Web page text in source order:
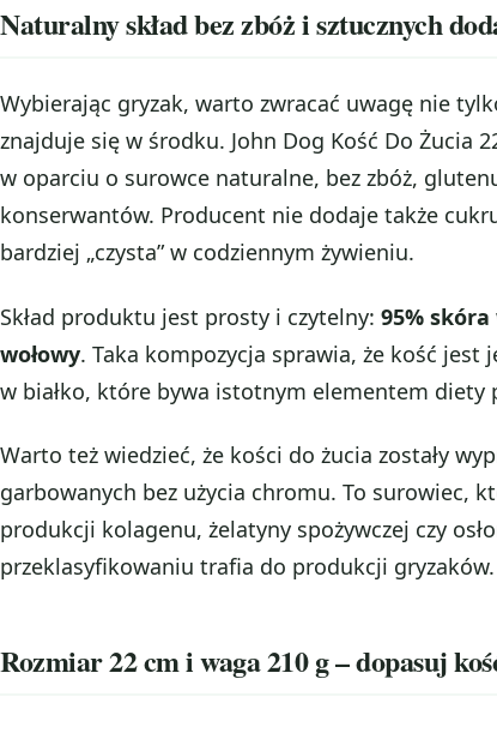
Naturalny skład bez zbóż i sztucznych
Wybierając gryzak, warto zwracać uwagę nie
znajduje się w środku. John Dog Kość Do Żucia
w oparciu o surowce naturalne, bez zbóż,
konserwantów. Producent nie dodaje także
bardziej „czysta” w codziennym żywieniu.
Skład produktu jest prosty i czytelny: 95% skóra
wołowy. Taka kompozycja sprawia, że kość
w białko, które bywa istotnym elementem diety
Warto też wiedzieć, że kości do żucia zostały
garbowanych bez użycia chromu. To surowiec,
produkcji kolagenu, żelatyny spożywczej czy
przeklasyfikowaniu trafia do produkcji gryzaków.
Rozmiar 22 cm i waga 210 g – dopasuj